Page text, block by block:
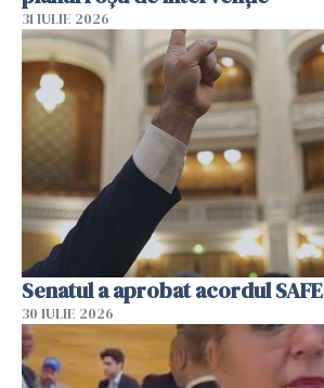
31 IULIE 2026
Senatul a aprobat acordul SAFE
30 IULIE 2026